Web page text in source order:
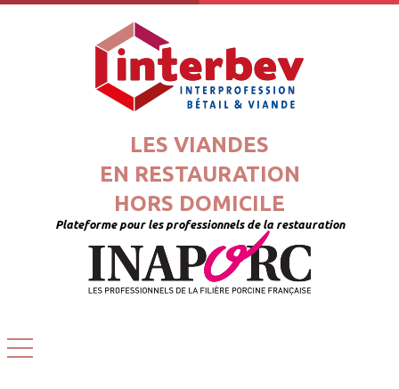
LES VIANDES
EN RESTAURATION
HORS DOMICILE
Plateforme pour les professionnels de la restauration